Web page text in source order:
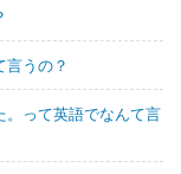
うの？
。って英語でなんて言